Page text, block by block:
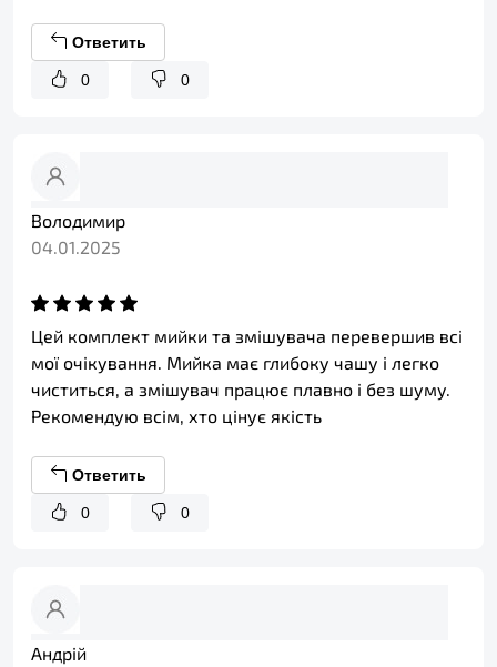
Ответить
0 0
Володимир
04.01.2025
Цей комплект мийки та змішувача перевершив всі
мої очікування. Мийка має глибоку чашу і легко
чиститься, а змішувач працює плавно і без шуму.
Рекомендую всім, хто цінує якість
Ответить
0 0
Андрій